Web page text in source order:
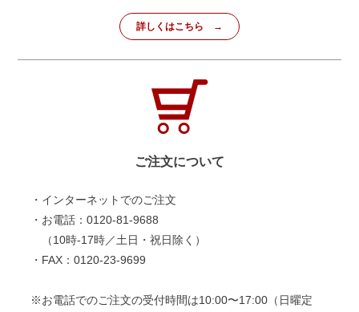
詳しくはこちら
ご注文について
・インターネットでのご注文
・お電話：0120-81-9688
（10時-17時／土日・祝日除く）
・FAX：0120-23-9699
※お電話でのご注文の受付時間は10:00〜17:00（日曜定